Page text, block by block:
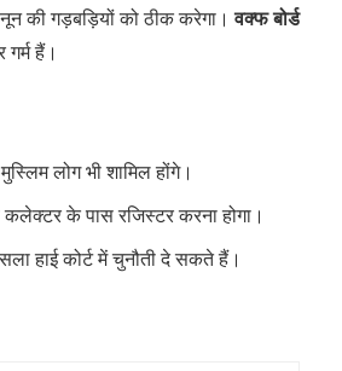
की गड़बड़ियों को ठीक करेगा।वक्फ बोर्ड
हैं।
लोग भी शामिल होंगे।
कलेक्टर के पास रजिस्टर करना होगा।
हाई कोर्ट में चुनौती दे सकते हैं।